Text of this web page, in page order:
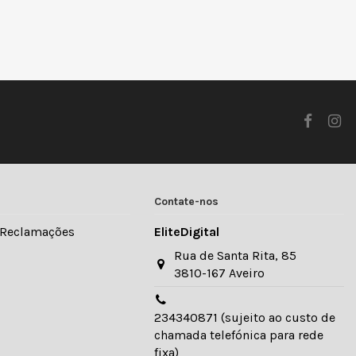
Contate-nos
EliteDigital
Rua de Santa Rita, 85
3810-167 Aveiro
234340871 (sujeito ao custo de
chamada telefónica para rede
fixa)